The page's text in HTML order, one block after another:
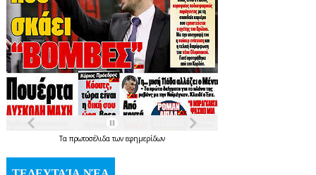
Τα πρωτοσέλιδατων εφημερίδων